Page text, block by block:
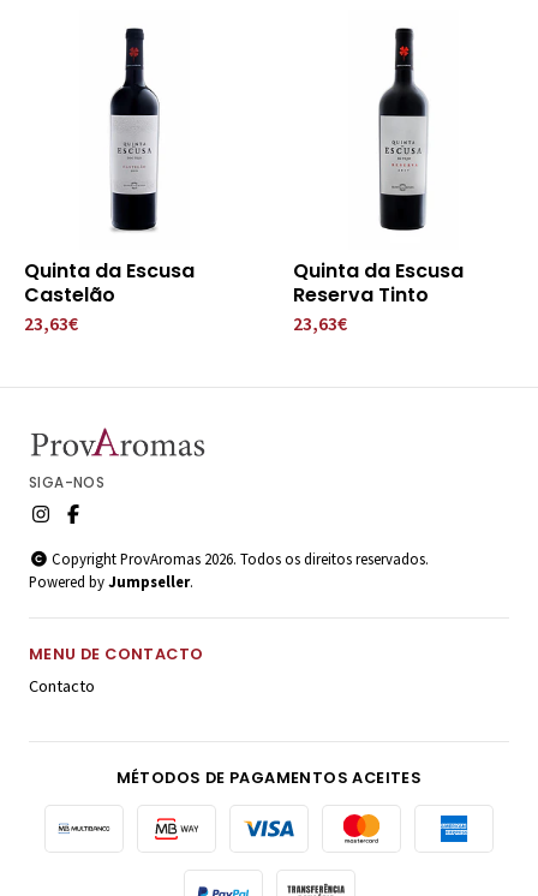
Quinta da Escusa
Castelão
23,63€
Quinta da Escusa
Reserva Tinto
23,63€
SIGA-NOS
Copyright ProvAromas 2026. Todos os direitos reservados.
Powered byJumpseller.
MENU DE CONTACTO
Contacto
MÉTODOS DE PAGAMENTOS ACEITES